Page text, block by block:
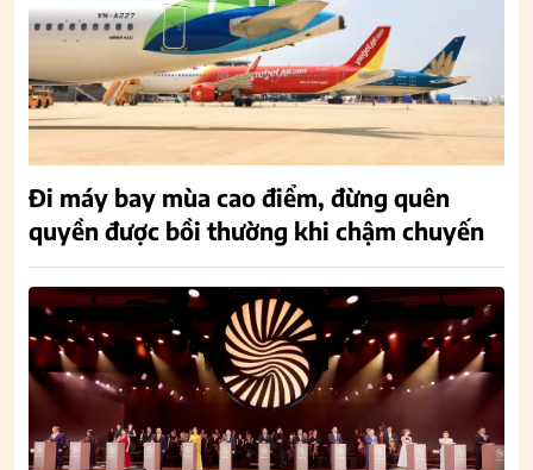
Đi máy bay mùa cao điểm, đừng quên
quyền được bồi thường khi chậm chuyến